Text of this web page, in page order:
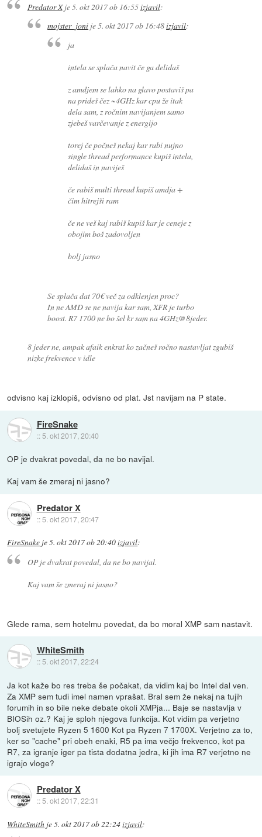
Predator Xje5. okt 2017 ob 16:55izjavil:
mojster_joni je5. okt 2017 ob 16:48izjavil:
ja
intela se splača navit če ga delidaš
z amdjem se lahko na glavo postaviš pa
na prideš čez ~4GHz kar cpu že itak
dela sam, z ročnim navijanjem samo
zjebeš varčevanje z energijo
torej če počneš nekaj kar rabi nujno
single thread performance kupiš intela,
delidaš in naviješ
če rabiš multi thread kupiš amdja +
čim hitrejši ram
če ne veš kaj rabiš kupiš kar je ceneje z
obojim boš zadovoljen
bolj jasno
Se splača dat 70€ več za odklenjen proc?
In ne AMD se ne navija kar sam, XFR je turbo
boost. R7 1700 ne bo šel kr sam na 4GHz@8jeder.
8 jeder ne, ampak afaik enkrat ko začneš ročno nastavljat zgubiš
nizke frekvence v idle
odvisno kaj izklopiš, odvisno od plat. Jst navijam na P state.
FireSnake
:: 5. okt 2017, 20:40
OP je dvakrat povedal, da ne bo navijal.
Kaj vam še zmeraj ni jasno?
Predator X
::5. okt 2017, 20:47
FireSnake je5. okt 2017 ob 20:40izjavil:
OP je dvakrat povedal, da ne bo navijal.
Kaj vam še zmeraj ni jasno?
Glede rama, sem hotelmu povedat, da bo moral XMP sam nastavit.
WhiteSmith
:: 5. okt 2017, 22:24
Ja kot kaže bo res treba še počakat, da vidim kaj bo Intel dal ven.
Za XMP sem tudi imel namen vprašat. Bral sem že nekaj na tujih
forumih in so bile neke debate okoli XMPja... Baje se nastavlja v
BIOSih oz.? Kaj je sploh njegova funkcija. Kot vidim pa verjetno
bolj svetujete Ryzen 5 1600 Kot pa Ryzen 7 1700X. Verjetno za to,
ker so "cache" pri obeh enaki, R5 pa ima večjo frekvenco, kot pa
R7, za igranje iger pa tista dodatna jedra, ki jih ima R7 verjetno ne
igrajo vloge?
Predator X
::5. okt 2017, 22:31
WhiteSmith je5. okt 2017 ob 22:24izjavil: